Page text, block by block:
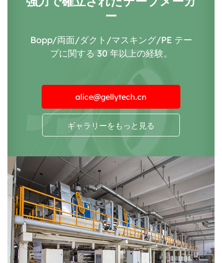
ー
Bopp/両面/ダクト/マスキング/PE テー
プに関する 30 年以上の経験。
alice@gellytech.cn
ギャラリーをもっと見る